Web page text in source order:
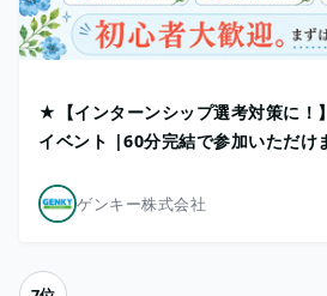
★【インターンシップ選考対策に！
イベント |60分完結で参加いただけ
ゲンキー株式会社